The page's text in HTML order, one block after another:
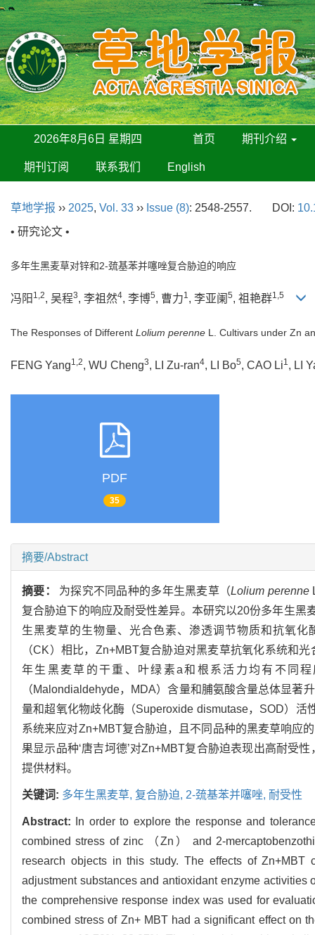
2026年8月6日 星期四 首页 期刊介绍
期刊订阅 联系我们 English
草地学报 ›› 2025, Vol. 33 ›› Issue (8): 2548-2557. DOI:
• 研究论文 •
多年生黑麦草对锌和2-巯基苯并噻唑复合胁迫的响应
冯阳 1,2, 吴程3, 李祖然4, 李博5, 曹力1, 李亚阑 5, 祖艳群1,5
The Responses of Different Lolium perenne L. Cultivars under Zn
FENG Yang1,2, WU Cheng3, LI Zu-ran4, LI Bo5, CAO Li1, LI
PDF
35
摘要/Abstract
摘要： 为探究不同品种的多年生黑麦草（Lolium perenne
复合胁迫下的响应及耐受性差异。本研究以20份多年生
生黑麦草的生物量、光合色素、渗透调节物质和抗氧
（CK）相比，Zn+MBT复合胁迫对黑麦草抗氧化系统和
年生黑麦草的干重、叶绿素a和根系活力均有不同
（Malondialdehyde，MDA）含量和脯氨酸含量总体显著
量和超氧化物歧化酶（Superoxide dismutase，SOD）
系统来应对Zn+MBT复合胁迫，且不同品种的黑麦草响应
果显示品种‘唐吉坷德’对Zn+MBT复合胁迫表现出高耐受
提供材料。
关键词: 多年生黑麦草, 复合胁迫, 2-巯基苯并噻唑, 耐受性
Abstract:
In order to explore the response and
combined stress of zinc （Zn） and 2-
research objects in this study. The effects of
adjustment substances and antioxidant enzyme
the comprehensive response index was used for
combined stress of Zn+ MBT had a significant effect on